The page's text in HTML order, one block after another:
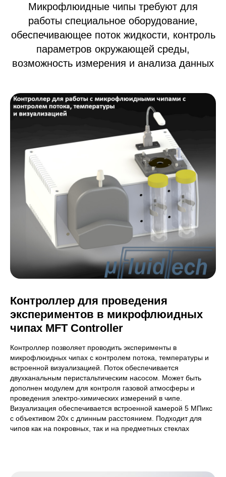
Микрофлюидные чипы требуют для
работы специальное оборудование,
обеспечивающее поток жидкости, контроль
параметров окружающей среды,
возможность измерения и анализа данных
Контроллер для проведения
экспериментов в микрофлюидных
чипах MFT Controller
Контроллер позволяет проводить эксперименты в
микрофлюидных чипах с контролем потока, температуры и
встроенной визуализацией. Поток обеспечивается
двухканальным перистальтическим насосом. Может быть
дополнен модулем для контроля газовой атмосферы и
проведения электро-химических измерений в чипе.
Визуализация обеспечивается встроенной камерой 5 МПикс
с объективом 20х с длинным расстоянием. Подходит для
чипов как на покровных, так и на предметных стеклах